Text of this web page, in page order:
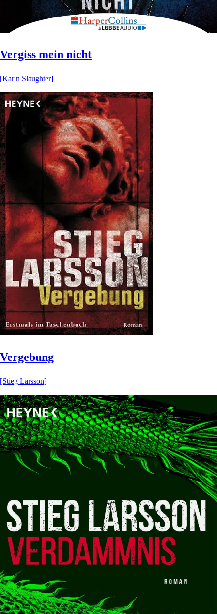
Vergiss mein nicht
[Karin Slaughter]
Vergebung
[Stieg Larsson]